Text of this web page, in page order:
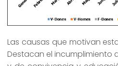
Las causas que motivan
Destacan el incumplimiento